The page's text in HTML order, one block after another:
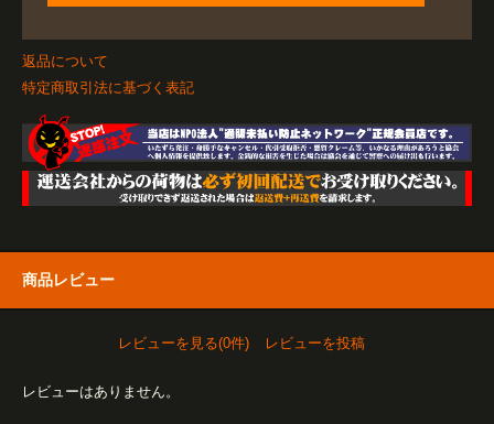
返品について
特定商取引法に基づく表記
商品レビュー
レビューを見る(0件) レビューを投稿
レビューはありません。